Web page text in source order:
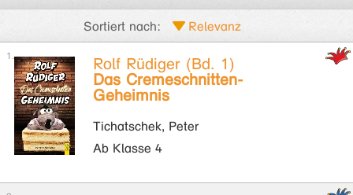
Sortiert nach:
Rolf Rüdiger (Bd. 1)
Das Cremeschnitten-
Geheimnis
Tichatschek, Peter
Ab Klasse 4